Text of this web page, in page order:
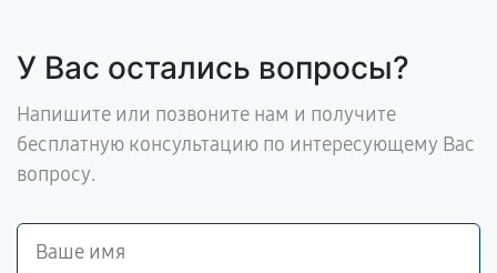
У Вас остались вопросы?
Напишите или позвоните нам и получите
бесплатную консультацию по интересующему Вас
вопросу.